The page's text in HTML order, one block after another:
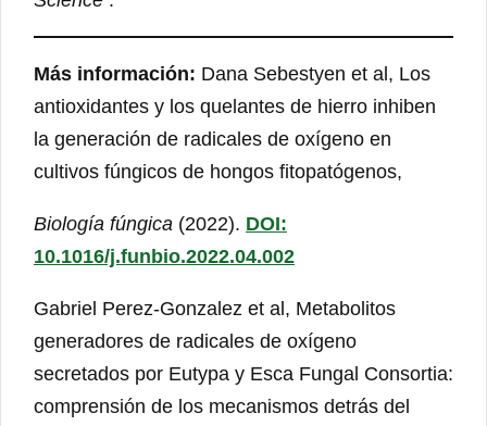
Más información: Dana Sebestyen et al, Los
antioxidantes y los quelantes de hierro inhiben
la generación de radicales de oxígeno en
cultivos fúngicos de hongos fitopatógenos,
Biología fúngica (2022). DOI:
10.1016/j.funbio.2022.04.002
Gabriel Perez-Gonzalez et al, Metabolitos
generadores de radicales de oxígeno
secretados por Eutypa y Esca Fungal Consortia:
comprensión de los mecanismos detrás del